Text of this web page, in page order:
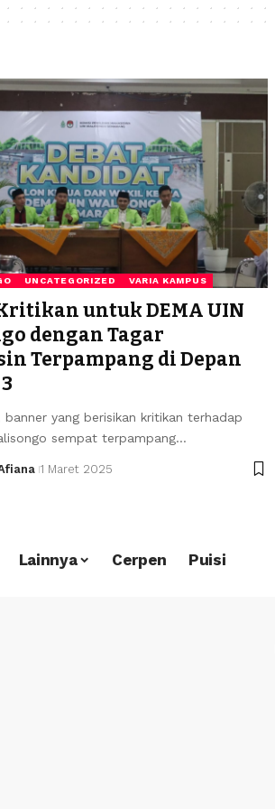
UNCATEGORIZED VARIA KAMPUS
untuk DEMA UIN
dengan Tagar
Terpampang di Depan
banner yang berisikan kritikan terhadap
sempat terpampang…
1 Maret 2025
Lainnya Cerpen Puisi